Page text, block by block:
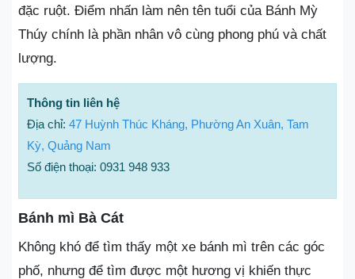
đặc ruột. Điểm nhấn làm nên tên tuổi của Bánh Mỳ
Thúy chính là phần nhân vô cùng phong phú và chất
lượng.
Thông tin liên hệ
Địa chỉ: 47 Huỳnh Thúc Kháng, Phường An Xuân, Tam
Kỳ, Quảng Nam
Số điện thoại: 0931 948 933
Bánh mì Bà Cát
Không khó để tìm thấy một xe bánh mì trên các góc
phố, nhưng để tìm được một hương vị khiến thực